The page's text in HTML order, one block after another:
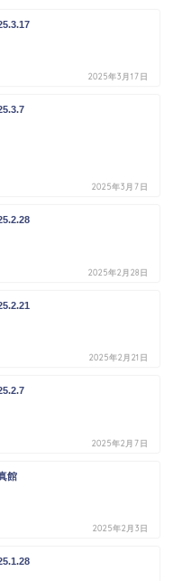
2025年3月17日
2025年3月7日
2025年2月28日
2025年2月21日
2025年2月7日
館
2025年2月3日